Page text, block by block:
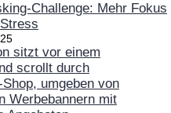
Challenge: Mehr Fokus